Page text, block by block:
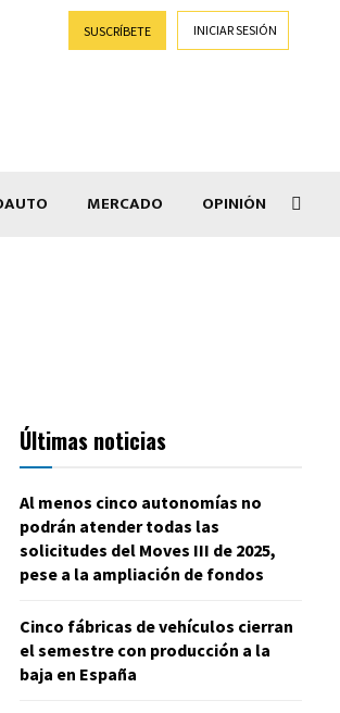
SUSCRÍBETE INICIAR SESIÓN
MERCADO OPINIÓN
Últimas noticias
Al menos cinco autonomías no
podrán atender todas las
solicitudes del Moves III de 2025,
pese a la ampliación de fondos
Cinco fábricas de vehículos cierran
el semestre con producción a la
baja en España